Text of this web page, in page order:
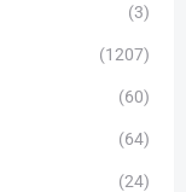
(3)
(1207)
(60)
(64)
(24)